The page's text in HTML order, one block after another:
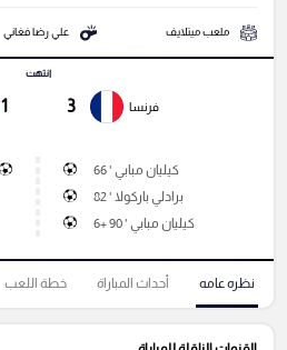
ملعب ميتلايف علي رضا فغاني
فرنسا 3
انتهت
1
كيليان مبابي ' 66
برادلي باركولا ' 82
كيليان مبابي ' 90 +6
نظره عامه أحداث المباراة خطة اللعب